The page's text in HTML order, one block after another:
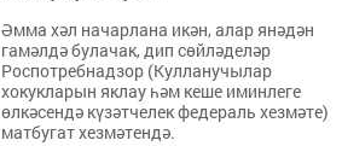
Әмма хәл начарлана икән, алар янәдән
гамәлдә булачак, дип сөйләделәр
Роспотребнадзор (Кулланучылар
хокукларын яклау һәм кеше иминлеге
өлкәсендә күзәтчелек федераль хезмәте)
матбугат хезмәтендә.